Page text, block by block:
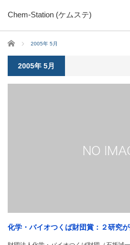
Chem-Station (ケムステ)
ホーム 2005年 5月
2005年 5月
化学・バイオつくば財団賞：２研究